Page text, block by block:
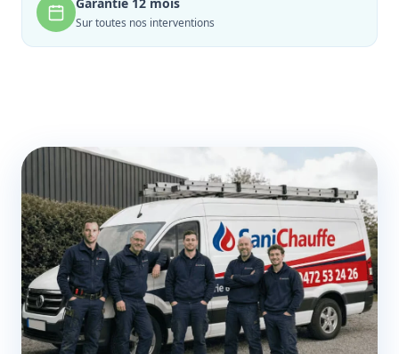
Sur toutes nos interventions